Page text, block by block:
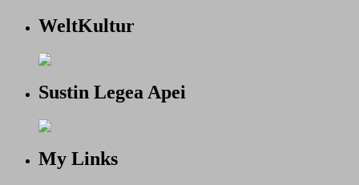
WeltKultur
Sustin Legea Apei
My Links